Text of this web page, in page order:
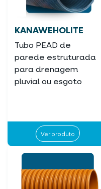
KANAWEHOLITE
Tubo PEAD de
parede estruturada
para drenagem
pluvial ou esgoto
Ver produto